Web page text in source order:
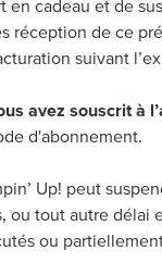
en cadeau et de
réception de ce
suivant
avez souscrit à
d'abonnement.
Up! peut
ou tout autre délai
ou